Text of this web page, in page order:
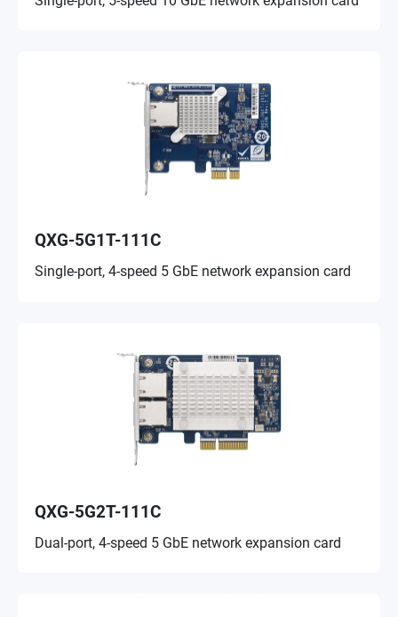
QXG-5G1T-111C
Single-port, 4-speed 5 GbE network expansion card
QXG-5G2T-111C
Dual-port, 4-speed 5 GbE network expansion card